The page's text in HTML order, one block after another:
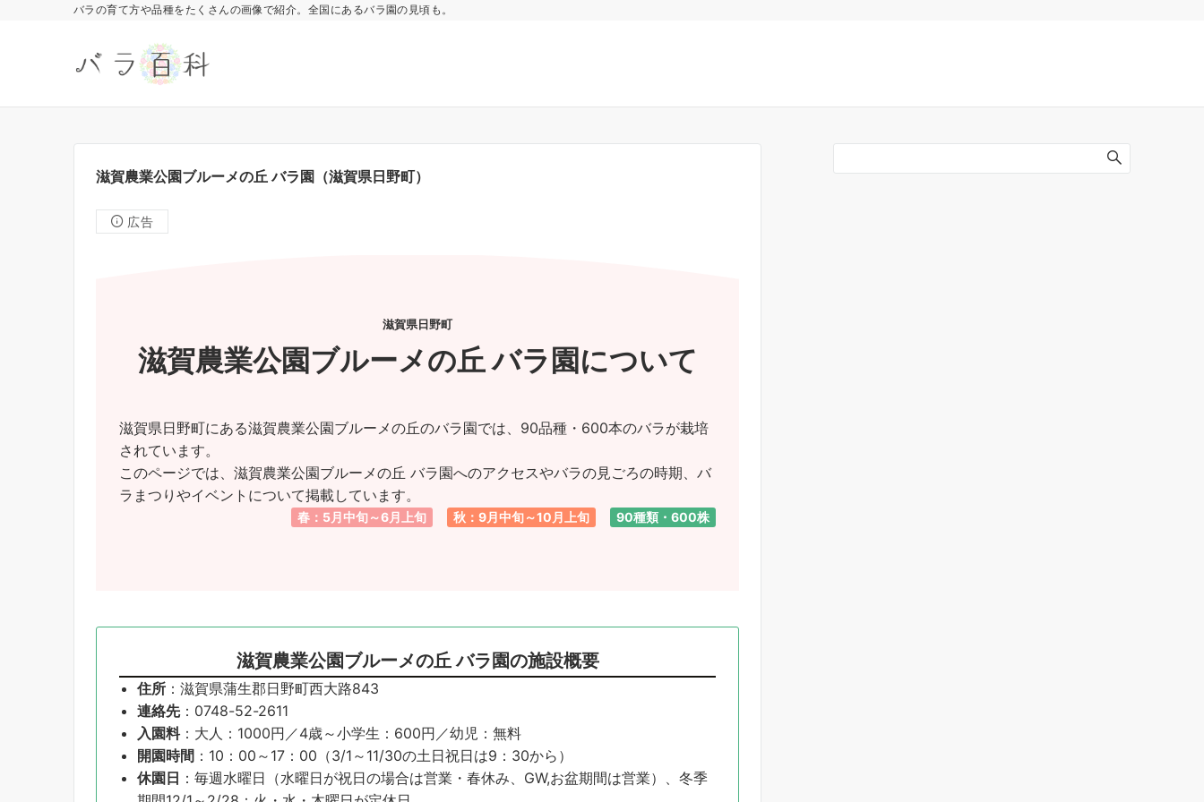
バラの育て方や品種をたくさんの画像で紹介。全国にあるバラ園の見頃も。
滋賀農業公園ブルーメの丘 バラ園（滋賀県日野町）
広告
滋賀県日野町
滋賀農業公園ブルーメの丘 バラ園について
滋賀県日野町にある滋賀農業公園ブルーメの丘のバラ園では、90品種・600本のバラが栽培
されています。
このページでは、滋賀農業公園ブルーメの丘 バラ園へのアクセスやバラの見ごろの時期、バ
ラまつりやイベントについて掲載しています。
春：5月中旬～6月上旬 秋：9月中旬～10月上旬 90種類・600株
滋賀農業公園ブルーメの丘 バラ園の施設概要
住所：滋賀県蒲生郡日野町西大路843
連絡先：0748-52-2611
入園料：大人：1000円／4歳～小学生：600円／幼児：無料
開園時間 ：10：00～17：00（3/1～11/30の土日祝日は9：30から）
休園日 ：毎週水曜日（水曜日が祝日の場合は営業・春休み、GW,お盆期間は営業）、冬季